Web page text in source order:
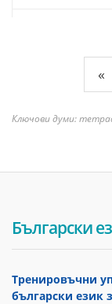
«
Ключови думи:
Български
Тренировъчни
български език